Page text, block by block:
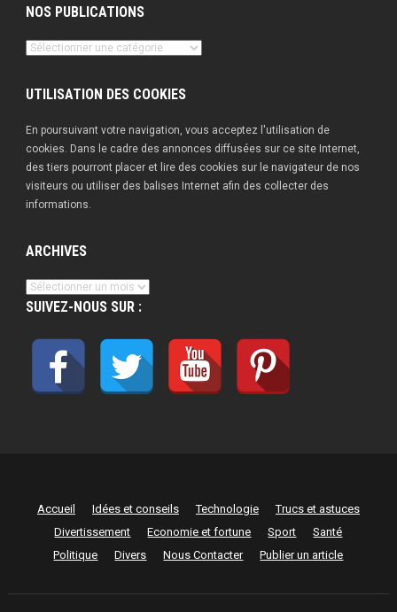
NOS PUBLICATIONS
Nos
UTILISATION DES COOKIES
En poursuivant votre navigation, vous acceptez l'utilisation de
cookies. Dans le cadre des annonces diffusées sur ce site Internet,
des tiers pourront placer et lire des cookies sur le navigateur de nos
visiteurs ou utiliser des balises Internet afin des collecter des
informations.
ARCHIVES
Archives
SUIVEZ-NOUS SUR :
Accueil Idées et conseils Technologie
Trucs et astuces
Divertissement
Economie et fortune Sport
Santé
Politique
Divers Nous Contacter Publier un article